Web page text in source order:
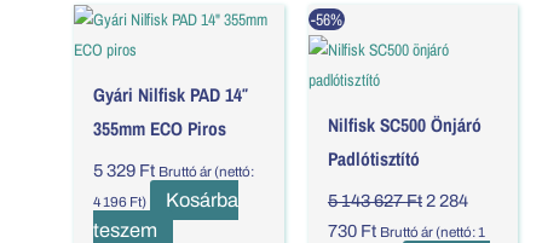
Gyári Nilfisk PAD 14″
355mm ECO Piros
5 329 Ft Bruttó ár (nettó:
4 196 Ft)
Kosárba
teszem
-56%
Nilfisk SC500 Önjáró
Padlótisztító
5 143 627Ft
was:
627 Ft.
2 284
730 Ft
is:
2
730 Ft.
Bruttó ár (nettó:1